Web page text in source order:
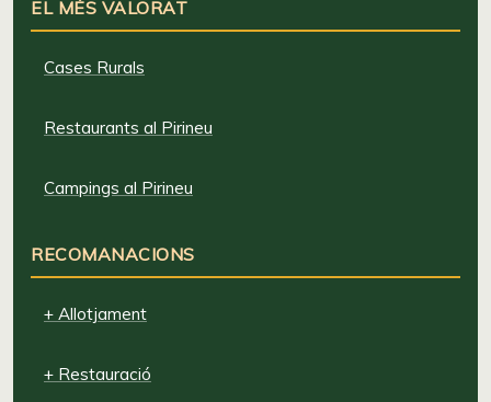
EL MÉS VALORAT
Cases Rurals
Restaurants al Pirineu
Campings al Pirineu
RECOMANACIONS
+ Allotjament
+ Restauració